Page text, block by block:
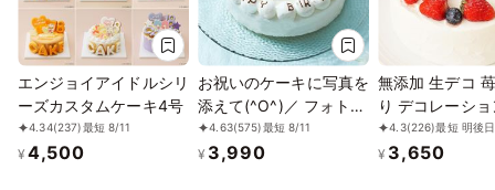
エンジョイアイドルシリ
ーズカスタムケーキ4号
4.34(237)最短 8/11
¥ 4,500
お祝いのケーキに写真を
添えて(^O^)／ フォト
写真 ケーキ 4号
4.63(575)最短 8/11
¥ 3,990
無添加 生デコ
り デコレーシ
12cm
4.3(226)最短 明後日
¥ 3,650